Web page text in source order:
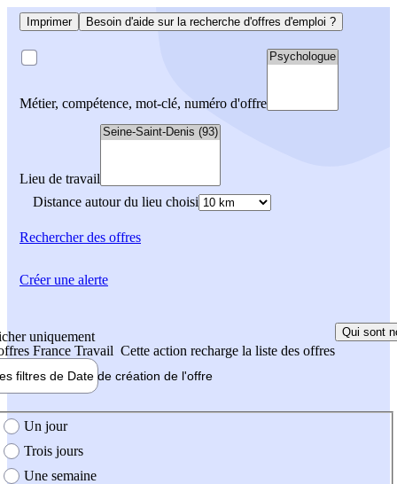
Imprimer Besoin d'aide sur la recherche d'offres d'emploi ?
Métier, compétence, mot-clé, numéro d'offre
Lieu de travail
Distance autour du lieu choisi
Rechercherdes offres
uniquement
France Travail Cette action recharge la liste des offres
Qui sont
filtres de Date de création de l'offre
création de l'offre
Un jour
Trois jours
Une semaine
Créer une alerte